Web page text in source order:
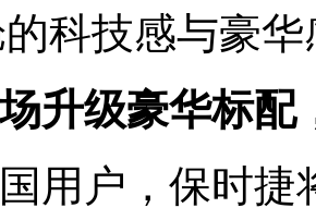
科技感与豪华
升级豪华标
用户，保时捷